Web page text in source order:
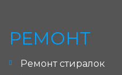
РЕМОНТ
Ремонт стиралок